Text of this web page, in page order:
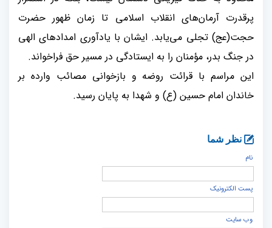
پرقدرت آرمان‌های انقلاب اسلامی تا زمان ظهور حضرت
حجت(عج) تجلی می‌یابد. ایشان با یادآوری امدادهای الهی
در جنگ بدر، مؤمنان را به ایستادگی در مسیر حق فراخواند.
این مراسم با قرائت روضه و بازخوانی مصائب وارده بر
خاندان امام حسین (ع) و شهدا به پایان رسید.
نظر شما
نام
پست الكترونيک
وب سایت